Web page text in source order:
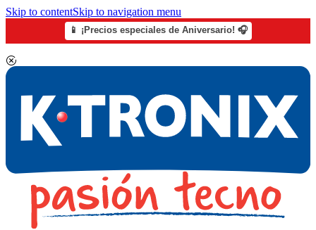
Skip to contentSkip to navigation menu
📱 ¡Precios especiales de Aniversario! 🎧